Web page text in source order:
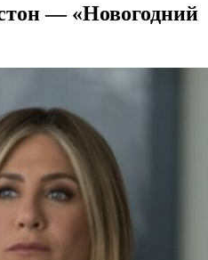
— «Новогодний